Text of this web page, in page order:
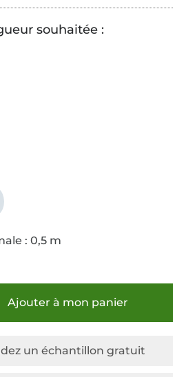
souhaitée :
: 0,5 m
Ajouter à mon panier